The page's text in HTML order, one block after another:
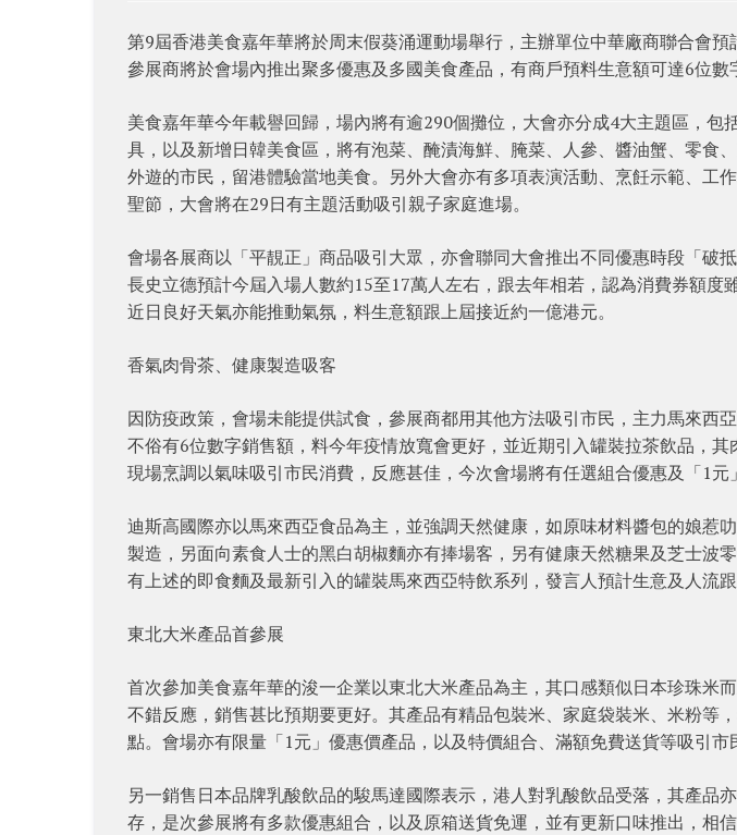
第9屆香港美食嘉年華將於周末假葵涌運動場舉行，主辦單位中華廠商聯合會預
參展商將於會場內推出聚多優惠及多國美食產品，有商戶預料生意額可達6位數
美食嘉年華今年載譽回歸，場內將有逾290個攤位，大會亦分成4大主題區，包
具，以及新增日韓美食區，將有泡菜、醃漬海鮮、腌菜、人參、醬油蟹、零食
外遊的市民，留港體驗當地美食。另外大會亦有多項表演活動、烹飪示範、工
聖節，大會將在29日有主題活動吸引親子家庭進場。
會場各展商以「平靚正」商品吸引大眾，亦會聯同大會推出不同優惠時段「破
長史立德預計今屆入場人數約15至17萬人左右，跟去年相若，認為消費券額度
近日良好天氣亦能推動氣氛，料生意額跟上屆接近約一億港元。
香氣肉骨茶、健康製造吸客
因防疫政策，會場未能提供試食，參展商都用其他方法吸引市民，主力馬來西
不俗有6位數字銷售額，料今年疫情放寬會更好，並近期引入罐裝拉茶飲品，
現場烹調以氣味吸引市民消費，反應甚佳，今次會場將有任選組合優惠及「1元
迪斯高國際亦以馬來西亞食品為主，並強調天然健康，如原味材料醬包的娘惹
製造，另面向素食人士的黑白胡椒麵亦有捧場客，另有健康天然糖果及芝士波
有上述的即食麵及最新引入的罐裝馬來西亞特飲系列，發言人預計生意及人流跟
東北大米產品首參展
首次參加美食嘉年華的浚一企業以東北大米產品為主，其口感類似日本珍珠米
不錯反應，銷售甚比預期要更好。其產品有精品包裝米、家庭袋裝米、米粉等
點。會場亦有限量「1元」優惠價產品，以及特價組合、滿額免費送貨等吸引市
另一銷售日本品牌乳酸飲品的駿馬達國際表示，港人對乳酸飲品受落，其產品
存，是次參展將有多款優惠組合，以及原箱送貨免運，並有更新口味推出，相